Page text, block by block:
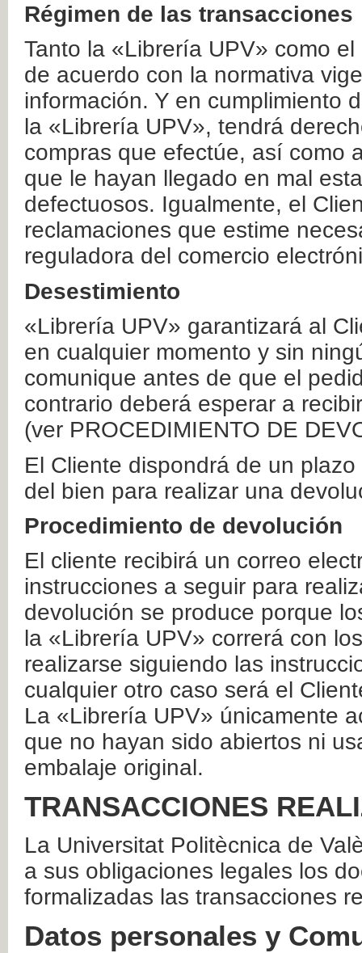
Régimen de las transacciones
Tanto la «Librería UPV» como
de acuerdo con la normativa
información. Y en cumplimiento
la «Librería UPV», tendrá
compras que efectúe, así como
que le hayan llegado en mal
defectuosos. Igualmente, el
reclamaciones que estime
reguladora del comercio
Desestimiento
«Librería UPV» garantizará al
en cualquier momento y sin
comunique antes de que el
contrario deberá esperar a
(ver PROCEDIMIENTO DE
El Cliente dispondrá de un
del bien para realizar una
Procedimiento de devolución
El cliente recibirá un correo
instrucciones a seguir para
devolución se produce porque
la «Librería UPV» correrá con
realizarse siguiendo las
cualquier otro caso será el
La «Librería UPV» únicamente
que no hayan sido abiertos ni
embalaje original.
TRANSACCIONES
La Universitat Politècnica de
a sus obligaciones legales los
formalizadas las transacciones
Datos personales y